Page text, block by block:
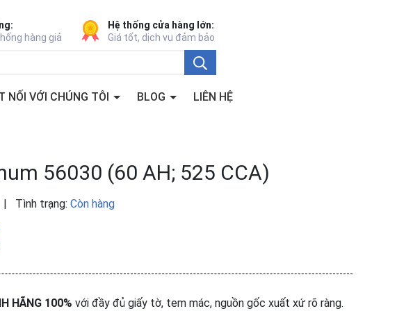
hàng giả
Hệ thống cửa hàng lớn:
Giá tốt, dịch vụ đảm bảo
NỐI VỚI CHÚNG TÔI BLOG LIÊN HỆ
56030 (60 AH; 525 CCA)
| Tình trạng: Còn hàng
HÃNG 100% với đầy đủ giấy tờ, tem mác, nguồn gốc xuất xứ rõ ràng.